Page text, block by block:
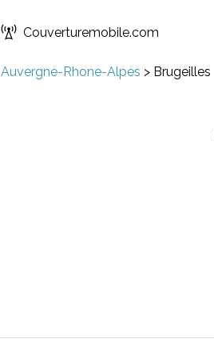
Couverturemobile.com
Auvergne-Rhone-Alpes > Brugeilles